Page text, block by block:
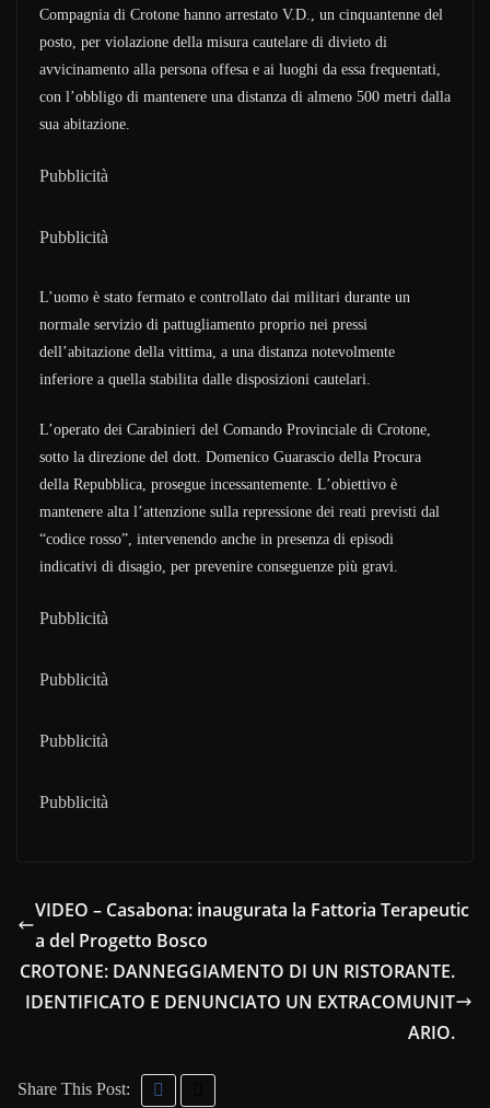
Compagnia di Crotone hanno arrestato V.D., un cinquantenne del
posto, per violazione della misura cautelare di divieto di
avvicinamento alla persona offesa e ai luoghi da essa frequentati,
con l’obbligo di mantenere una distanza di almeno 500 metri dalla
sua abitazione.
Pubblicità
Pubblicità
L’uomo è stato fermato e controllato dai militari durante un
normale servizio di pattugliamento proprio nei pressi
dell’abitazione della vittima, a una distanza notevolmente
inferiore a quella stabilita dalle disposizioni cautelari.
L’operato dei Carabinieri del Comando Provinciale di Crotone,
sotto la direzione del dott. Domenico Guarascio della Procura
della Repubblica, prosegue incessantemente. L’obiettivo è
mantenere alta l’attenzione sulla repressione dei reati previsti dal
“codice rosso”, intervenendo anche in presenza di episodi
indicativi di disagio, per prevenire conseguenze più gravi.
Pubblicità
Pubblicità
Pubblicità
Pubblicità
VIDEO – Casabona: inaugurata la Fattoria Terapeutic
a del Progetto Bosco
CROTONE: DANNEGGIAMENTO DI UN RISTORANTE.
IDENTIFICATO E DENUNCIATO UN EXTRACOMUNIT
ARIO.
Share This Post: